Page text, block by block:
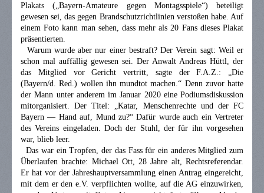
Plakats („Bayern-Amateure gegen Montagsspiele“) beteiligt
gewesen sei, das gegen Brandschutzrichtlinien verstoßen habe. Auf
einem Foto kann man sehen, dass mehr als 20 Fans dieses Plakat
präsentierten.
Warum wurde aber nur einer bestraft? Der Verein sagt: Weil er
schon mal auffällig gewesen sei. Der Anwalt Andreas Hüttl, der
das Mitglied vor Gericht vertritt, sagte der F.A.Z.: „Die
(Bayern/d. Red.) wollen ihn mundtot machen.“ Denn zuvor hatte
der Mann unter anderem im Januar 2020 eine Podiumsdiskussion
mitorganisiert. Der Titel: „Katar, Menschenrechte und der FC
Bayern — Hand auf, Mund zu?“ Dafür wurde auch ein Vertreter
des Vereins eingeladen. Doch der Stuhl, der für ihn vorgesehen
war, blieb leer.
Das war ein Tropfen, der das Fass für ein anderes Mitglied zum
Überlaufen brachte: Michael Ott, 28 Jahre alt, Rechtsreferendar.
Er hat vor der Jahreshauptversammlung einen Antrag eingereicht,
mit dem er den e.V. verpflichten wollte, auf die AG einzuwirken,